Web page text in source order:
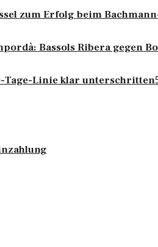
zum Erfolg beim
Bassols Ribera gegen
Tage-Linie klar unterschritten